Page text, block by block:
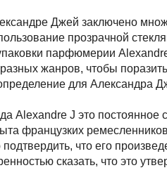
Джей заключено
прозрачной
парфюмерии
жанров, чтобы
для Александра
Alexandre J это
французких
что его
сказать, что это